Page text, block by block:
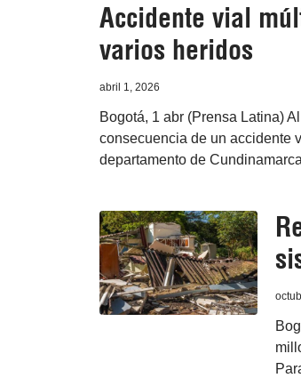
Accidente vial
varios heridos
abril 1, 2026
Bogotá, 1 abr (Prensa Latina)
consecuencia de un accidente
departamento de